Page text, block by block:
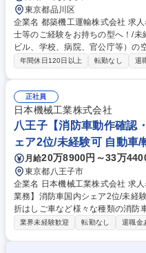
東京都品川区
企業名 都築機工運輸株式会社 求人名 【品川/設備施工管理】自衛官・消防
士等のご経験をお持ちの型へ！/未経験歓迎 仕事の内容 ■
ビル、学校、病院、官公庁等）の
工責任者の仕事です。 ■具体的に
客先への請求 事務、外注先への支
任せします 【安定した業績】 1件
もあります。売上の90％程度を大手
種 【品川/設備施工管理】自衛官
経験歓迎
年間休日120日以上 転勤なし 退
正社員
日本機械工業株式会社
八王子【消防車動作確認
ェア2位/未経験可 自動車/
月給20万8900円～33万
東京都八王子市
企業名 日本機械工業株式会社 求人名 八王子【消防車動作確認・放水試験
業務】消防車国内シェア2位/未経験可 仕事の内容 ポンプ車・水槽
折はしご車など様々な種類の消防
行って頂きます。消防車用ホース
熟度やスキルに応じてその他業務
業界未経験歓迎 転勤なし 退職金